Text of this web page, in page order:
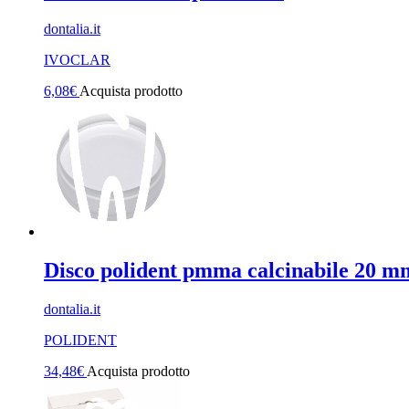
dontalia.it
IVOCLAR
6,08€ Acquista prodotto
Disco polident pmma calcinabile 20
dontalia.it
POLIDENT
34,48€ Acquista prodotto